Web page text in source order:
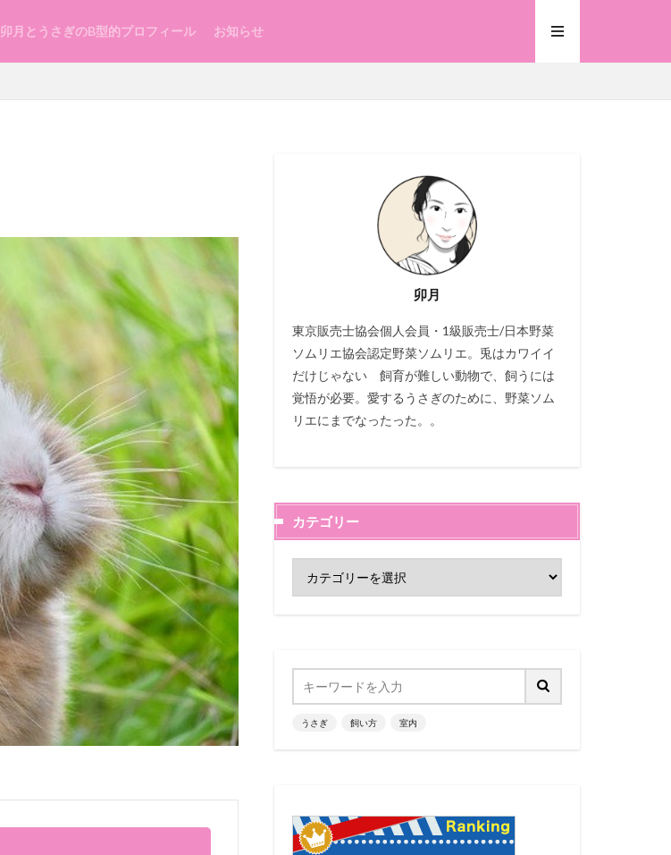
卯月とうさぎのB型的プロフィール お知らせ
卯月
東京販売士協会個人会員・1級販売士/日本野菜
ソムリエ協会認定野菜ソムリエ。兎はカワイイ
だけじゃない 飼育が難しい動物で、飼うには
覚悟が必要。愛するうさぎのために、野菜ソム
リエにまでなったった。。
カテゴリー
うさぎ 飼い方 室内